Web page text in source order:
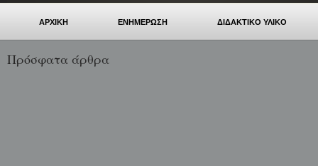
ΑΡΧΙΚΗ ΕΝΗΜΕΡΩΣΗ ΔΙΔΑΚΤΙΚΟ ΥΛΙΚΟ
Πρόσφατα άρθρα